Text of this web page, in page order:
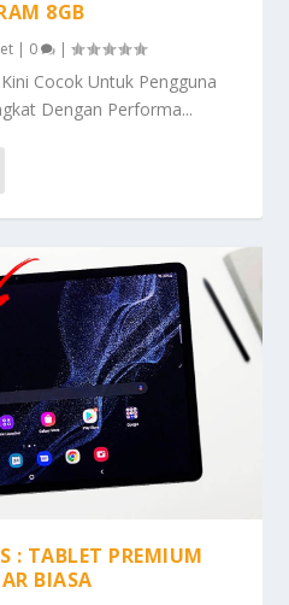
8GB
| 0 |
Cocok Untuk Pengguna
Dengan Performa...
: TABLET PREMIUM
BIASA